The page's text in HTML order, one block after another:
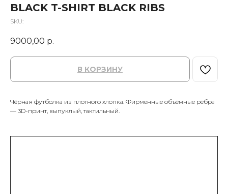
BLACK T-SHIRT BLACK RIBS
SKU:
9000,00 р.
В КОРЗИНУ
Чёрная футболка из плотного хлопка. Фирменные объёмные рёбра
— 3D-принт, выпуклый, тактильный.